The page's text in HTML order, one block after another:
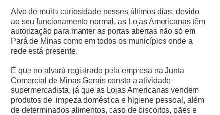
Alvo de muita curiosidade nesses últimos dias, devido
ao seu funcionamento normal, as Lojas Americanas têm
autorização para manter as portas abertas não só em
Pará de Minas como em todos os municípios onde a
rede está presente.
É que no alvará registrado pela empresa na Junta
Comercial de Minas Gerais consta a atividade
supermercadista, já que as Lojas Americanas vendem
produtos de limpeza doméstica e higiene pessoal, além
de determinados alimentos, caso de biscoitos, pães e